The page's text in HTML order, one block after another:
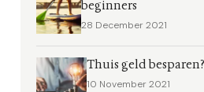
beginners
28 December 2021
Thuis geld
10 November 2021